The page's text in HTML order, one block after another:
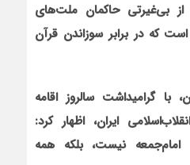
از بی‌غیرتی حاکمان ملت‌های
که در برابر سوزاندن قرآن
با گرامیداشت سالروز اقامه
ایران، اظهار کرد:
نیست، بلکه همه